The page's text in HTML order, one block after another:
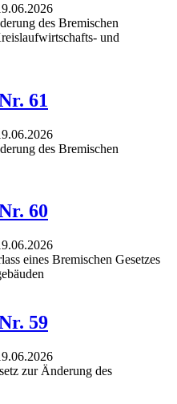
des Bremischen
und
61
des Bremischen
60
eines Bremischen Gesetzes
59
zur Änderung des